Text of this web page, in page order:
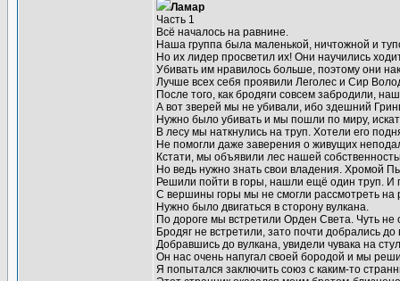
Ламар
Часть 1
Всё началось на равнине.
Наша группа была маленькой, ничтожной и
Но их лидер просветил их! Они научились
Убивать им нравилось больше, поэтому они
Лучше всех себя проявили Леголес и Сир
После того, как бродяги совсем забродили,
А вот зверей мы не убивали, ибо здешний
Нужно было убивать и мы пошли по миру,
В лесу мы наткнулись на труп. Хотели его
Не помогли даже заверения о живущих
Кстати, мы объявили лес нашей
Но ведь нужно знать свои владения. Хромой
Решили пойти в горы, нашли ещё один труп. И
С вершины горы мы не смогли рассмотреть на
Нужно было двигаться в сторону вулкана.
По дороге мы встретили Орден Света. Чуть не
Бродяг не встретили, зато почти добрались
Добравшись до вулкана, увидели чувака на
Он нас очень напугал своей бородой и мы
Я попытался заключить союз с каким-то